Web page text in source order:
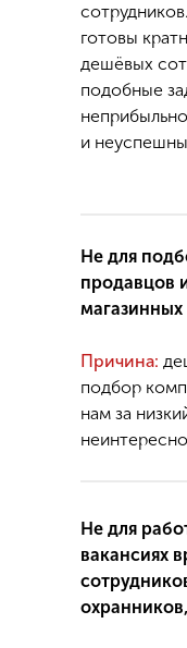
Не для
продавцов
Причина:
подбор
нам за
готовы
дешёвых
подобные
и
Не для
вакансиях